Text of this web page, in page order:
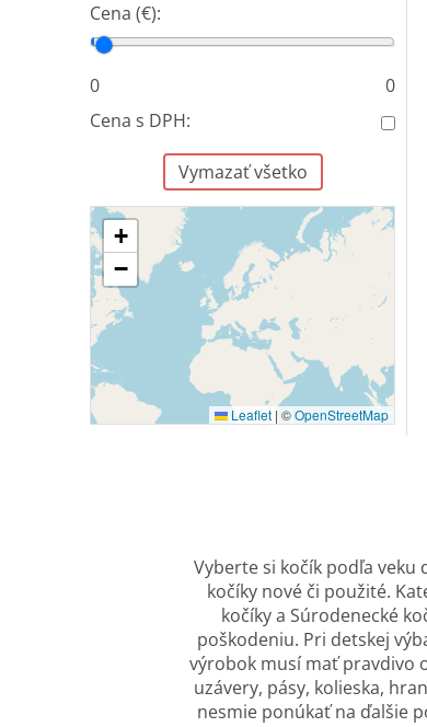
Cena (€):
Cena od
Cena do
0
0
Cena s DPH:
Vymazať všetko
+
−
Leaflet | ©OpenStreetMap
Vyberte si kočík podľa
kočíky nové či použité.
kočíky a Súrodenecké
poškodeniu. Pri detskej
výrobok musí mať pravdivo
uzávery, pásy, kolieska,
nesmie ponúkať na ďalšie